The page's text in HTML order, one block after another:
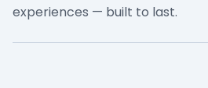
experiences — built to last.